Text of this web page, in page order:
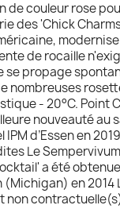
de couleur rose
des 'Chick
de rocaille
se propage
nombreuses
- 20°C. Point
nouveauté au
d’Essen en
Le
a été
(Michigan) en 2014
non